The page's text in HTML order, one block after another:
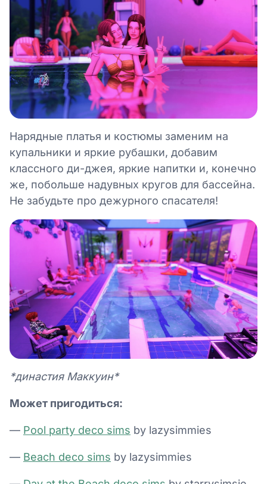
Нарядные платья и костюмы заменим на
купальники и яркие рубашки, добавим
классного ди-джея, яркие напитки и, конечно
же, побольше надувных кругов для бассейна.
Не забудьте про дежурного спасателя!
*династия Маккуин*
Может пригодиться:
— Pool party deco sims by lazysimmies
— Beach deco sims by lazysimmies